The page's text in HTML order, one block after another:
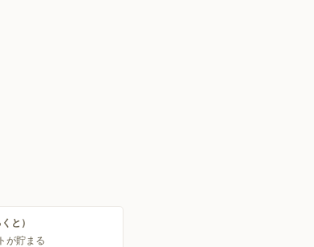
と）
が貯まる